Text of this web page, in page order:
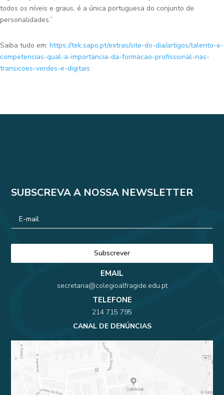
todos os níveis e graus, é a única portuguesa do conjunto de
personalidades.”
Saiba tudo em: https://tek.sapo.pt/extras/site-do-dia/artigos/talento-e-
competencias-qual-a-importancia-da-formacao-profissional-nas-
transicoes-verdes-e-digitais
SUBSCREVA A NOSSA NEWSLETTER
EMAIL
secretaria@colegioalfragide.edu.pt
TELEFONE
214 715 795
CANAL DE DENÚNCIAS